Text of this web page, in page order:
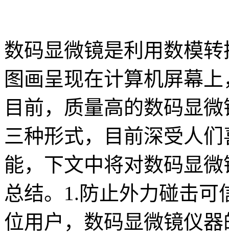
数码显微镜是利用数模
图画呈现在计算机屏幕
目前，质量高的数码显
三种形式，目前深受人
能，下文中将对数码显
总结。1.防止外力碰击
位用户，数码显微镜仪